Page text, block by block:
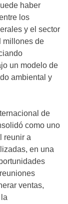
haber
los
y el sector
millones de
un modelo de
ambiental y
de
como uno
reunir a
en una
ventas,